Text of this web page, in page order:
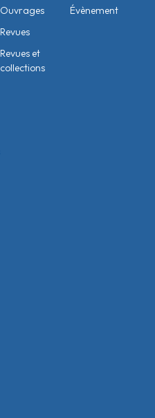
Évènement
Ouvrages
Revues
Revues et
collections